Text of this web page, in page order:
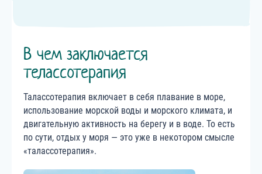
В чем заключается
телассотерапия
Талассотерапия включает в себя плавание в море,
использование морской воды и морского климата, и
двигательную активность на берегу и в воде. То есть
по сути, отдых у моря — это уже в некотором смысле
«талассотерапия».